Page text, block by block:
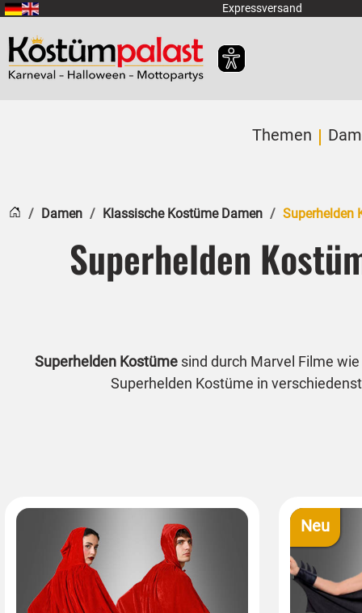
Zum Hauptinhalt springen Expressversand
Themen
Startseite
Damen Klassische Kostüme Damen Superhelden
Superhelden
Superhelden Kostüme sind durch Marvel Filme
Superhelden Kostüme in
Neu